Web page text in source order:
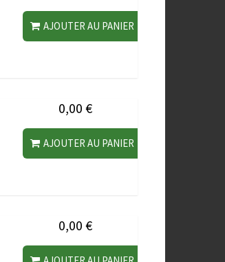
AJOUTER AU PANIER
0,00 €
AJOUTER AU PANIER
0,00 €